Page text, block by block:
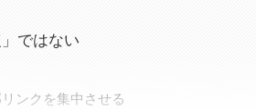
ではない
ンクを集中させる